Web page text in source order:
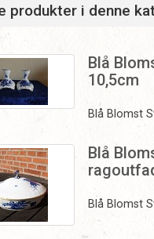
produkter i denne
Blå
10,5cm
Blå Blomst
Blå
Blå Blomst